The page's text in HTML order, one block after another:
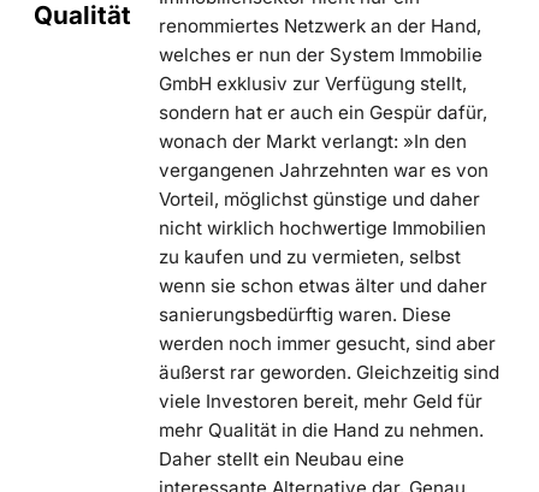
Qualität
renommiertes Netzwerk an der Hand,
welches er nun der System Immobilie
GmbH exklusiv zur Verfügung stellt,
sondern hat er auch ein Gespür dafür,
wonach der Markt verlangt: »In den
vergangenen Jahrzehnten war es von
Vorteil, möglichst günstige und daher
nicht wirklich hochwertige Immobilien
zu kaufen und zu vermieten, selbst
wenn sie schon etwas älter und daher
sanierungsbedürftig waren. Diese
werden noch immer gesucht, sind aber
äußerst rar geworden. Gleichzeitig sind
viele Investoren bereit, mehr Geld für
mehr Qualität in die Hand zu nehmen.
Daher stellt ein Neubau eine